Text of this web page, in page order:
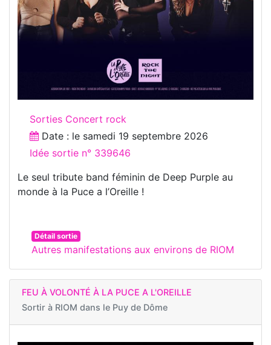
Sorties Concert rock
Date : le samedi 19 septembre 2026
Idée sortie n° 339646
Le seul tribute band féminin de Deep Purple au
monde à la Puce a l’Oreille !
Détail sortie
Autres manifestations aux environs de RIOM
FEU À VOLONTÉ À LA PUCE A L'OREILLE
Sortir à RIOM dans le Puy de Dôme